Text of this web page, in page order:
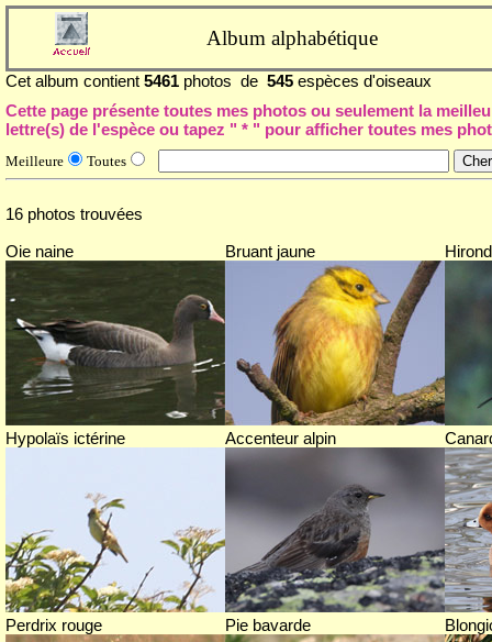
Album alphabétique
Cet album contient 5461 photos de 545 espèces d'oiseaux
Cette page présente toutes mes photos ou seulement la
lettre(s) de l'espèce ou tapez " * " pour afficher toutes mes
Meilleure Toutes
16 photos trouvées
Oie naine
Bruant jaune
Hypolaïs ictérine Accenteur alpin
Perdrix rouge Pie bavarde